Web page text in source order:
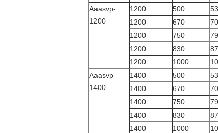
Aaasvp-
1200
1200 500
1200
670
1200
750
1200
830
1200
1000
Aaasvp-
1400
1400 500
1400
670
1400
750
1400
830
1400
1000